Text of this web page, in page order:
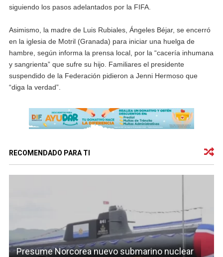
siguiendo los pasos adelantados por la FIFA.
Asimismo, la madre de Luis Rubiales, Ángeles Béjar, se encerró
en la iglesia de Motril (Granada) para iniciar una huelga de
hambre, según informa la prensa local, por la “cacería inhumana
y sangrienta” que sufre su hijo. Familiares el presidente
suspendido de la Federación pidieron a Jenni Hermoso que
“diga la verdad”.
RECOMENDADO PARA TI
Presume Norcorea nuevo submarino nuclear